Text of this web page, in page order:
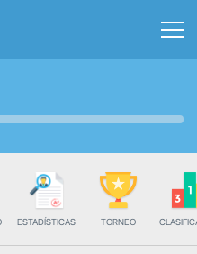
ESTADÍSTICAS TORNEO